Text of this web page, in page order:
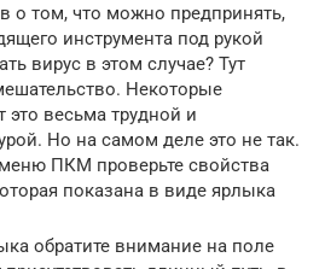
о том, что можно предпринять,
инструмента под рукой
вирус в этом случае? Тут
Некоторые
это весьма трудной и
Но на самом деле это не так.
ПКМ проверьте свойства
показана в виде ярлыка
обратите внимание на поле